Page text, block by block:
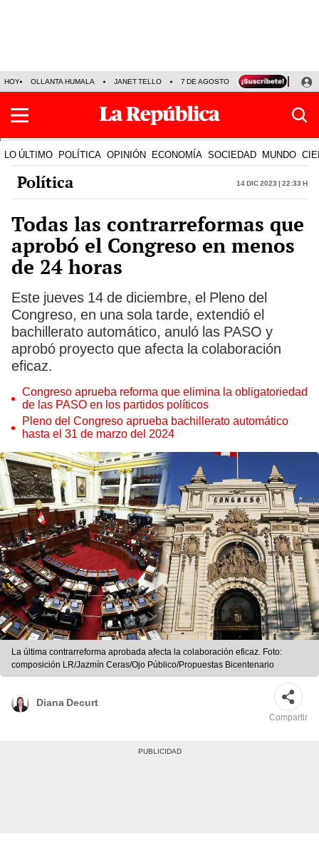
HOY OLLANTA HUMALA JANET TELLO 7 DE AGOSTO TINKA RESULTADOS
LO ÚLTIMO POLÍTICA OPINIÓN ECONOMÍA SOCIEDAD MUNDO
Política 14 Dic 2023 | 22:33 h
Todas las contrarreformas que
aprobó el Congreso en menos
de 24 horas
Este jueves 14 de diciembre, el Pleno del
Congreso, en una sola tarde, extendió el
bachillerato automático, anuló las PASO y
aprobó proyecto que afecta la colaboración
eficaz.
Congreso aprueba reforma que elimina la obligatoriedad
de las PASO en los partidos políticos
Pleno del Congreso aprueba bachillerato automático
hasta el 31 de marzo del 2024
La última contrarreforma aprobada afecta la colaboración eficaz. Foto:
composición LR/Jazmín Ceras/Ojo Público/Propuestas Bicentenario
Diana Decurt
Compartir